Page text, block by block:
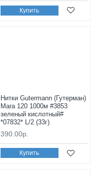
Купить
Нитки Gutermann (Гутерман)
Mara 120 1000м #3853
зеленый кислотный#
*07832* L/2 (33г)
390.00р.
Купить